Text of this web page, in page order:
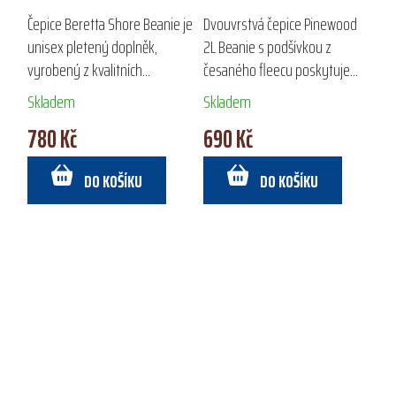
Čepice Beretta Shore Beanie je
unisex pletený doplněk,
vyrobený z kvalitních
materiálů Polylana® a akrylu,
které zajišťují maximální
pohodlí a měkkost. Ideální pro
outdoorové...
Skladem
780 Kč
DO KOŠÍKU
Dvouvrstvá čepice Pinewood
2L Beanie s podšívkou z
česaného fleecu poskytuje
vynikající pohodlí a teplo.
Ideální pro outdoorové
aktivity jako lov a turistika v
chladném počasí,...
Skladem
690 Kč
DO KOŠÍKU